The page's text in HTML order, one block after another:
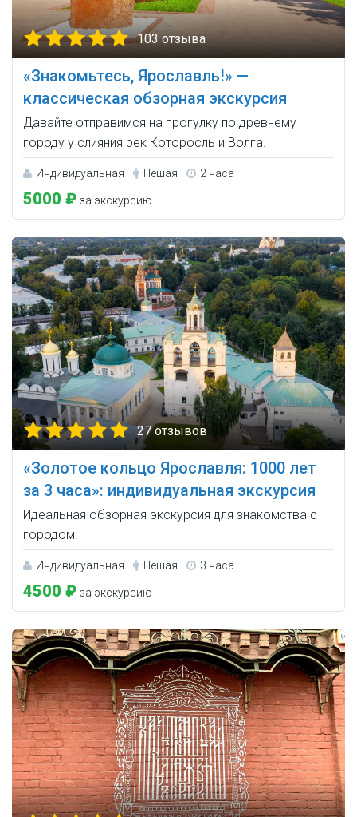
103 отзыва
«Знакомьтесь, Ярославль!» —
классическая обзорная экскурсия
Давайте отправимся на прогулку по древнему
городу у слияния рек Которосль и Волга.
Индивидуальная Пешая 2 часа
5000 ₽ за экскурсию
27 отзывов
«Золотое кольцо Ярославля: 1000 лет
за 3 часа»: индивидуальная экскурсия
Идеальная обзорная экскурсия для знакомства с
городом!
Индивидуальная Пешая 3 часа
4500 ₽ за экскурсию